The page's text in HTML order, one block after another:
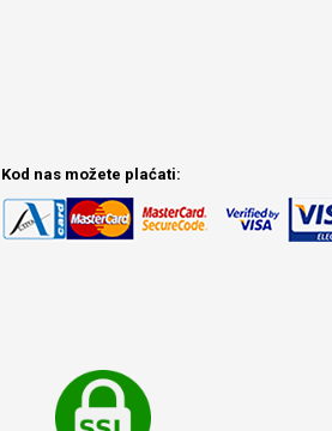
Kod nas možete plaćati: